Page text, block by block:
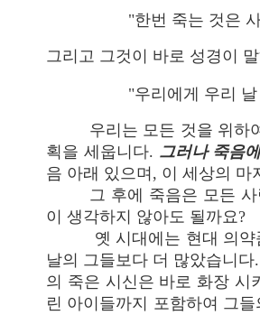
"한번 죽는 것은
그리고 그것이 바로 성경이
"우리에게 우리
우리는 모든 것을 위하
획을 세웁니다. 그러나 죽음
음 아래 있으며, 이 세상의
그 후에 죽음은 모든
이 생각하지 않아도 될까요?
옛 시대에는 현대 의
날의 그들보다 더 많았습니
의 죽은 시신은 바로 화장 시
린 아이들까지 포함하여 그